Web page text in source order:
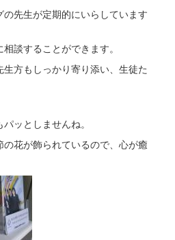
先生が定期的にいらしています
談することができます。
方もしっかり寄り添い、生徒た
ッとしませんね。
花が飾られているので、心が癒